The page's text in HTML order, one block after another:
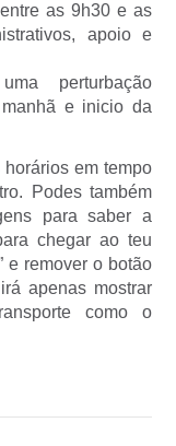
as 9h30 e as
apoio e
perturbação
e inicio da
em tempo
Podes também
para saber a
chegar ao teu
e remover o botão
apenas mostrar
como o